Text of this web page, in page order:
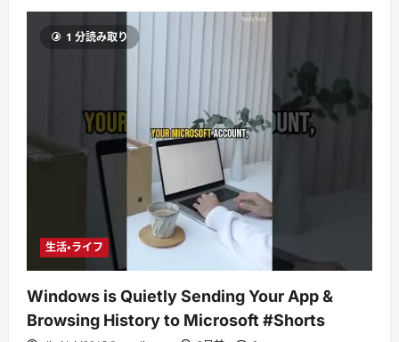
1 分読み取り
生活・ライフ
Windows is Quietly Sending Your App &
Browsing History to Microsoft #Shorts